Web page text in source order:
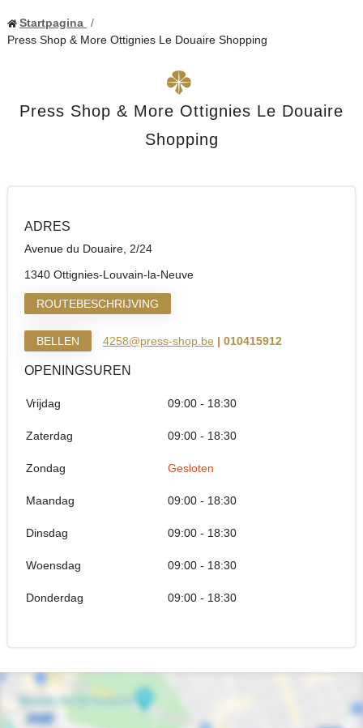
Startpagina
Press Shop & More Ottignies Le Douaire Shopping
Press Shop & More Ottignies Le Douaire
Shopping
ADRES
Avenue du Douaire, 2/24
1340 Ottignies-Louvain-la-Neuve
ROUTEBESCHRIJVING
BELLEN 4258@press-shop.be | 010415912
OPENINGSUREN
Vrijdag 09:00 - 18:30
Zaterdag 09:00 - 18:30
Zondag Gesloten
Maandag 09:00 - 18:30
Dinsdag 09:00 - 18:30
Woensdag 09:00 - 18:30
Donderdag 09:00 - 18:30